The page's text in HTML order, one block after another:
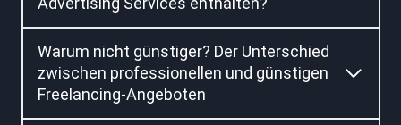
Warum nicht günstiger? Der Unterschied
zwischen professionellen und günstigen
Freelancing-Angeboten